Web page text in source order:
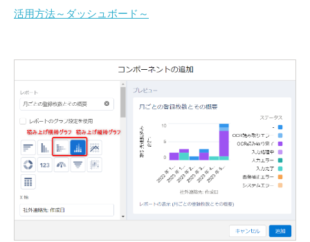
活用方法～ダッシュボード～